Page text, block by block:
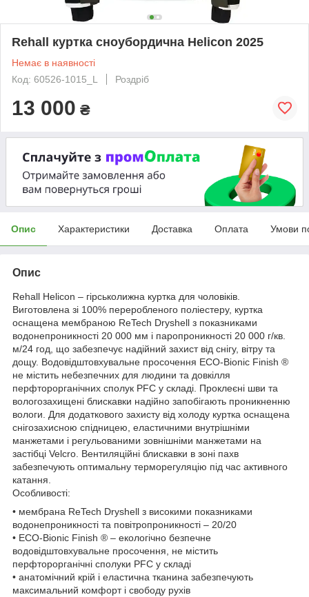
Rehall куртка сноубордична Helicon 2025
Немає в наявності
Код: 60526-1015_L
Роздріб
13 000 ₴
Опис Характеристики Доставка Оплата Умови
Опис
Rehall Helicon – гірськолижна куртка для чоловіків.
Виготовлена зі 100% переробленого поліестеру, куртка
оснащена мембраною ReTech Dryshell з показниками
водонепроникності 20 000 мм і паропроникності 20 000 г/кв.
м/24 год, що забезпечує надійний захист від снігу, вітру та
дощу. Водовідштовхувальне просочення ECO-Bionic Finish ®
не містить небезпечних для людини та довкілля
перфторорганічних сполук PFC у складі. Проклеєні шви та
вологозахищені блискавки надійно запобігають проникненню
вологи. Для додаткового захисту від холоду куртка оснащена
снігозахисною спідницею, еластичними внутрішніми
манжетами і регульованими зовнішніми манжетами на
застібці Velcro. Вентиляційні блискавки в зоні пахв
забезпечують оптимальну терморегуляцію під час активного
катання.
Особливості:
• мембрана ReTech Dryshell з високими показниками
водонепроникності та повітропроникності – 20/20
• ECO-Bionic Finish ® – екологічно безпечне
водовідштовхувальне просочення, не містить
перфторорганічні сполуки PFC у складі
• анатомічний крій і еластична тканина забезпечують
максимальний комфорт і свободу рухів